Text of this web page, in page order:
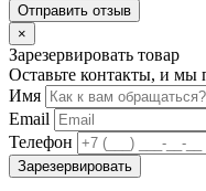
Отправить отзыв
×
Зарезервировать товар
Оставьте контакты, и мы
Имя
Email
Телефон
Зарезервировать